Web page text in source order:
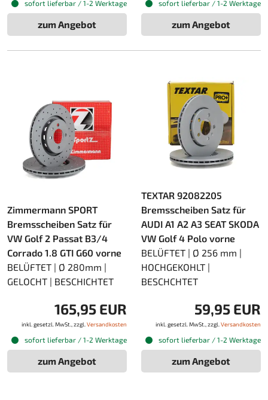
sofort lieferbar / 1-2 Werktage
zum Angebot
sofort lieferbar / 1-2 Werktage
zum Angebot
Zimmermann SPORT
Bremsscheiben Satz für
VW Golf 2 Passat B3/4
Corrado 1.8 GTI G60 vorne
BELÜFTET | Ø 280mm |
GELOCHT | BESCHICHTET
165,95 EUR
inkl. gesetzl. MwSt., zzgl. Versandkosten
sofort lieferbar / 1-2 Werktage
zum Angebot
TEXTAR 92082205
Bremsscheiben Satz für
AUDI A1 A2 A3 SEAT SKODA
VW Golf 4 Polo vorne
BELÜFTET | Ø 256 mm |
HOCHGEKOHLT |
BESCHCHTET
59,95 EUR
inkl. gesetzl. MwSt., zzgl. Versandkosten
sofort lieferbar / 1-2 Werktage
zum Angebot